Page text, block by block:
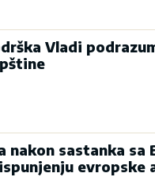
Vladi
nakon sastanka
evropske